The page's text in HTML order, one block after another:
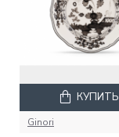
Ginori
КУПИТЬ